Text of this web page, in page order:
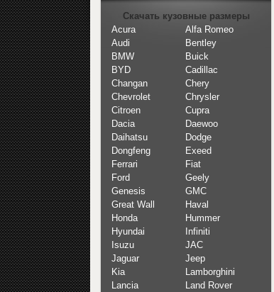
Скачать кузовные размеры
Acura
Alfa Romeo
Audi
Bentley
BMW
Buick
BYD
Cadillac
Changan
Chery
Chevrolet
Chrysler
Citroen
Cupra
Dacia
Daewoo
Daihatsu
Dodge
Dongfeng
Exeed
Ferrari
Fiat
Ford
Geely
Genesis
GMC
Great Wall
Haval
Honda
Hummer
Hyundai
Infiniti
Isuzu
JAC
Jaguar
Jeep
Kia
Lamborghini
Lancia
Land Rover